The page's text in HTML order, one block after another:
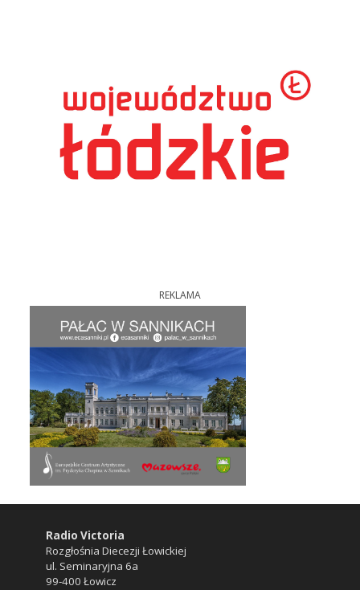
REKLAMA
Radio Victoria
Rozgłośnia Diecezji Łowickiej
ul. Seminaryjna 6a
99-400 Łowicz